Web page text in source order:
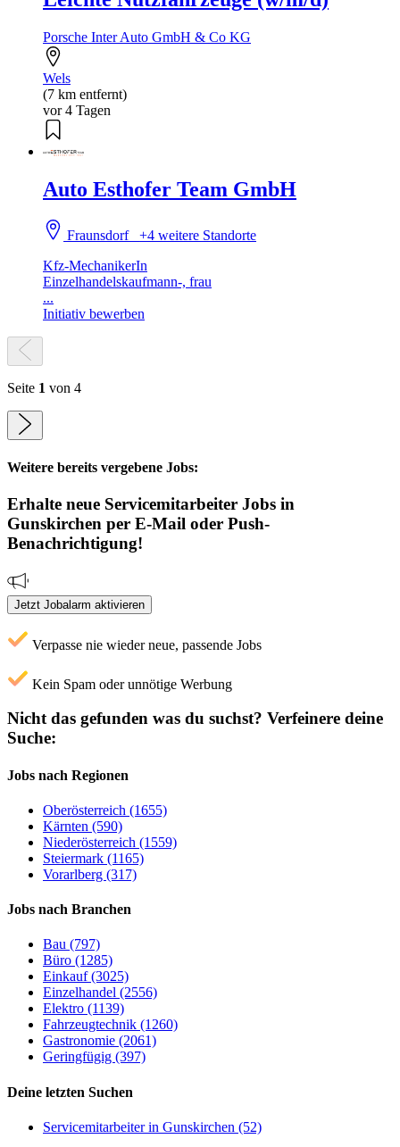
Porsche Inter Auto GmbH & Co KG
Wels
(7 km entfernt)
vor 4 Tagen
Auto Esthofer Team GmbH
Fraunsdorf+4 weitere Standorte
Kfz-MechanikerIn
Einzelhandelskaufmann-, frau
...
Initiativ bewerben
Seite 1 von 4
Weitere bereits vergebene Jobs:
Erhalte neue Servicemitarbeiter Jobs in
Gunskirchen per E-Mail oder Push-
Benachrichtigung!
Jetzt Jobalarm aktivieren
Verpasse nie wieder neue, passende Jobs
Kein Spam oder unnötige Werbung
Nicht das gefunden was du suchst? Verfeinere deine
Suche:
Jobs nach Regionen
Oberösterreich (1655)
Kärnten (590)
Niederösterreich (1559)
Steiermark (1165)
Vorarlberg (317)
Jobs nach Branchen
Bau (797)
Büro (1285)
Einkauf (3025)
Einzelhandel (2556)
Elektro (1139)
Fahrzeugtechnik (1260)
Gastronomie (2061)
Geringfügig (397)
Deine letzten Suchen
Servicemitarbeiter in Gunskirchen (52)